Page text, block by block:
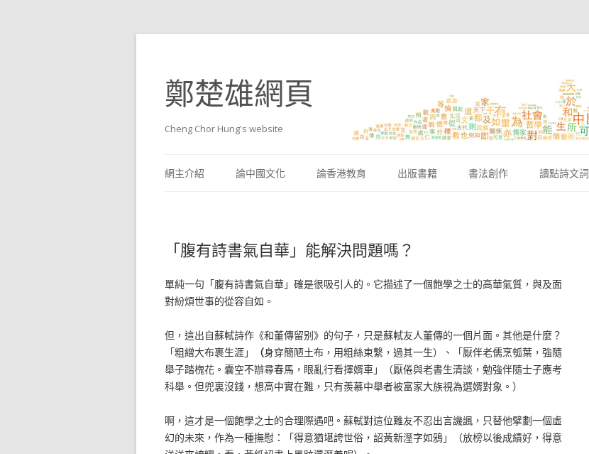
鄭楚雄網頁
Cheng Chor Hung's website
網主介紹
論中國文化 論香港教育 出版書籍 書法創作 讀點詩文詞
「腹有詩書氣自華」能解決問題嗎？
單純一句「腹有詩書氣自華」確是很吸引人的。它描述了一個飽學之士的高華氣質，與及面
對紛煩世事的從容自如。
但，這出自蘇軾詩作《和董傳留别》的句子，只是蘇軾友人董傳的一個片面。其他是什麼？
「粗繒大布裹生涯」
（身穿簡陋土布，用粗絲束繫，過其一生）、「厭伴老儒烹瓠葉，強隨
舉子踏槐花。囊空不辦尋春馬，眼亂行看擇婿車」（厭倦與老書生清談，勉強伴隨士子應考
科舉。但兜裏沒錢，想高中實在難，只有羨慕中舉者被富家大族視為選婿對象。）
啊，這才是一個飽學之士的合理際遇吧。蘇軾對這位難友不忍出言譏諷，只替他擘劃一個虛
幻的未來，作為一種撫慰：「得意猶堪誇世俗，詔黃新溼字如鴉」（放榜以後成績好，得意